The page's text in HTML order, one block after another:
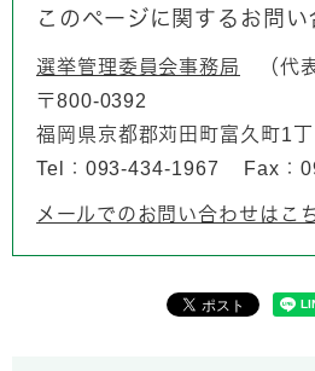
このページに関するお問い
選挙管理委員会事務局
代
〒800-0392
福岡県京都郡苅田町富久町1
Tel：093-434-1967
Fax：
メールでのお問い合わせはこ